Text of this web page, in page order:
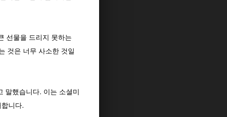
선물을 드리지 못하는
것은 너무 사소한 것일
말했습니다. 이는 소셜미
니다.